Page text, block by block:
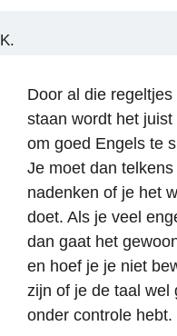
Reageren
K.
Door al die regeltjes
staan wordt het juist
om goed Engels te
Je moet dan telkens
nadenken of je het
doet. Als je veel
dan gaat het
en hoef je je niet
zijn of je de taal wel
onder controle hebt.